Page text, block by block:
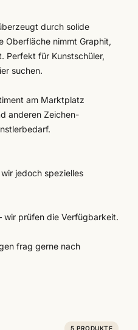
durch solide
Oberfläche nimmt Graphit,
Perfekt für Kunstschüler,
suchen.
am Marktplatz
anderen Zeichen-
jedoch spezielles
wir prüfen die Verfügbarkeit.
frag gerne nach
5 PRODUKTE